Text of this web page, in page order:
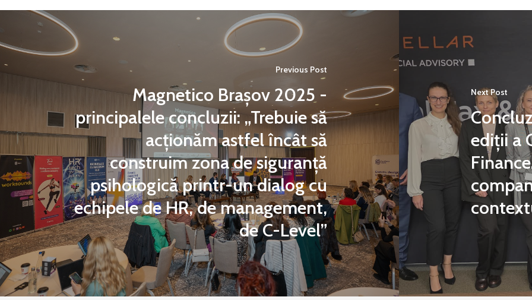
Previous Post
Magnetico Brașov 2025 -
principalele concluzii: „Trebuie să
acționăm astfel încât să
construim zona de siguranță
psihologică printr-un dialog cu
echipele de HR, de management,
de C-Level”
Next Post
ediții a